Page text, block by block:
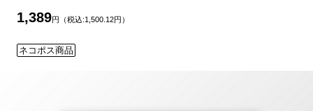
1,389円（税込:1,500.12円）
ネコポス商品